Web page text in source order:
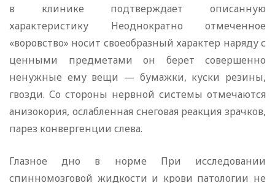
в клинике подтверждает описанную
характеристику Неоднократно отмеченное
«воровство» носит своеобразный характер наряду с
ценными предметами он берет совершенно
ненужные ему вещи — бумажки, куски резины,
гвозди. Со стороны нервной системы отмечаются
анизокория, ослабленная снеговая реакция зрачков,
парез конвергенции слева.
Глазное дно в норме При исследовании
спинномозговой жидкости и крови патологии не